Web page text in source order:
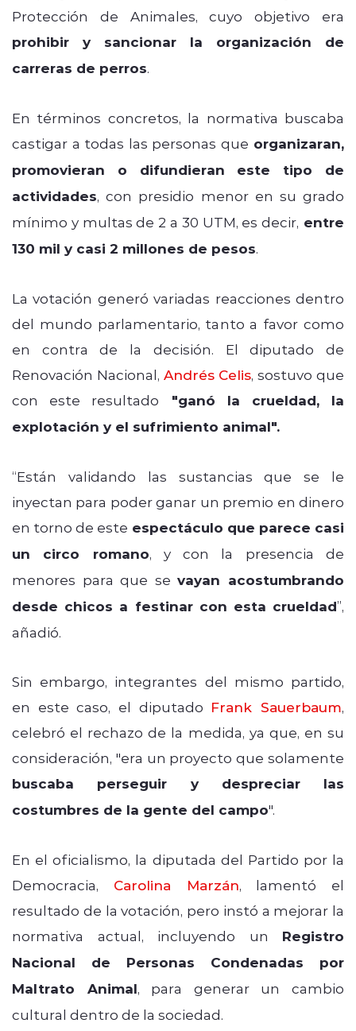
Protección de Animales, cuyo objetivo era
prohibir y sancionar la organización de
carreras de perros.
En términos concretos, la normativa buscaba
castigar a todas las personas que organizaran,
promovieran o difundieran este tipo de
actividades, con presidio menor en su grado
mínimo y multas de 2 a 30 UTM, es decir, entre
130 mil y casi 2 millones de pesos.
La votación generó variadas reacciones dentro
del mundo parlamentario, tanto a favor como
en contra de la decisión. El diputado de
Renovación Nacional, Andrés Celis, sostuvo que
con este resultado "ganó la crueldad, la
explotación y el sufrimiento animal".
“Están validando las sustancias que se le
inyectan para poder ganar un premio en dinero
en torno de este espectáculo que parece casi
un circo romano, y con la presencia de
menores para que sevayan acostumbrando
desde chicos a festinar con esta crueldad”,
añadió.
Sin embargo, integrantes del mismo partido,
en este caso, el diputado Frank Sauerbaum,
celebró el rechazo de la medida, ya que, en su
consideración, "era un proyecto que solamente
buscaba perseguir y despreciar las
costumbres de la gente del campo".
En el oficialismo, la diputada del Partido por la
Democracia, Carolina Marzán, lamentó el
resultado de la votación, pero instó a mejorar la
normativa actual, incluyendo un Registro
Nacional de Personas Condenadas por
Maltrato Animal, para generar un cambio
cultural dentro de la sociedad.